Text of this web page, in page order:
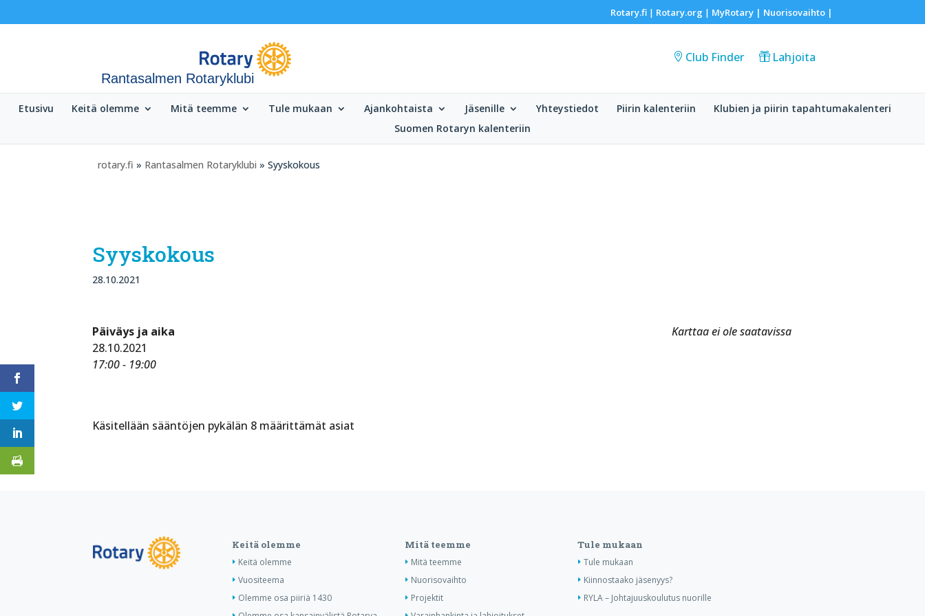
Rotary.fi| Rotary.org | MyRotary | Nuorisovaihto|
Rantasalmen Rotaryklubi
Club Finder Lahjoita
Etusivu Keitä olemme Mitä teemme Tule mukaan Ajankohtaista Jäsenille Yhteystiedot Piirin kalenteriin
Klubien ja piirin tapahtumakalenteri
Suomen Rotaryn kalenteriin
rotary.fi » Rantasalmen Rotaryklubi » Syyskokous
Syyskokous
28.10.2021
Karttaa ei ole saatavissa
Päiväys ja aika
28.10.2021
17:00 - 19:00
Käsitellään sääntöjen pykälän 8 määrittämät asiat
Keitä olemme
Keitä olemme
Vuositeema
Olemme osa piiriä 1430
Mitä teemme
Mitä teemme
Nuorisovaihto
Projektit
Tule mukaan
Tule mukaan
Kiinnostaako jäsenyys?
RYLA – Johtajuuskoulutus nuorille